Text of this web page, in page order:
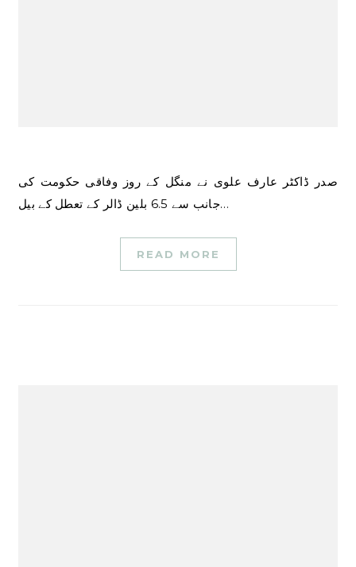
صدر ڈاکٹر عارف علوی نے منگل کے روز وفاقی حکومت کی
جانب سے 6.5 بلین ڈالر کے تعطل کے بیل…
READ MORE